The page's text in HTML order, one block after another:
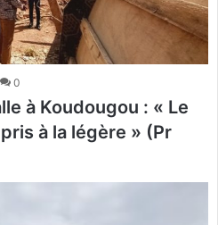
0
à Koudougou : « Le
à la légère » (Pr